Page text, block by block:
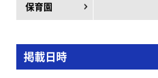
保育園
掲載日時